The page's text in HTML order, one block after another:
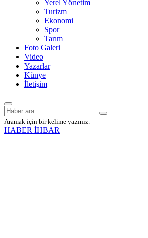
Yerel Yönetim
Turizm
Ekonomi
Spor
Tarım
Foto Galeri
Video
Yazarlar
Künye
İletişim
Aramak için bir kelime yazınız.
HABER İHBAR